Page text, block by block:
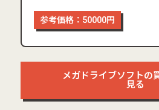
参考価格：50000円
メガドライブソフトの
見る